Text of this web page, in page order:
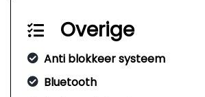
Overige
Anti blokkeer systeem
Bluetooth